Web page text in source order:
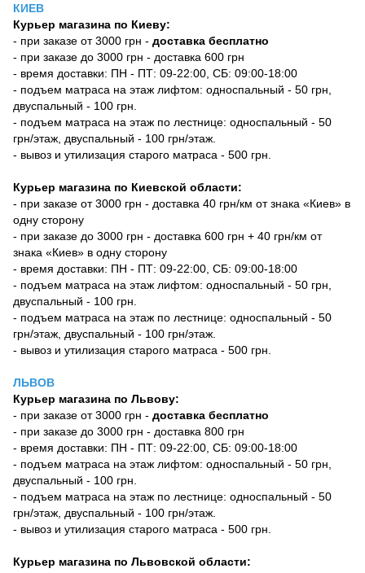
КИЕВ
Курьер магазина по Киеву:
- при заказе от 3000 грн - доставка бесплатно
- при заказе до 3000 грн - доставка 600 грн
- время доставки: ПН - ПТ: 09-22:00, СБ: 09:00-18:00
- подъем матраса на этаж лифтом: односпальный - 50 грн,
двуспальный - 100 грн.
- подъем матраса на этаж по лестнице: односпальный - 50
грн/этаж, двуспальный - 100 грн/этаж.
- вывоз и утилизация старого матраса - 500 грн.
Курьер магазина по Киевской области:
- при заказе от 3000 грн - доставка 40 грн/км от знака «Киев» в
одну сторону
- при заказе до 3000 грн - доставка 600 грн + 40 грн/км от
знака «Киев» в одну сторону
- время доставки: ПН - ПТ: 09-22:00, СБ: 09:00-18:00
- подъем матраса на этаж лифтом: односпальный - 50 грн,
двуспальный - 100 грн.
- подъем матраса на этаж по лестнице: односпальный - 50
грн/этаж, двуспальный - 100 грн/этаж.
- вывоз и утилизация старого матраса - 500 грн.
ЛЬВОВ
Курьер магазина по Львову:
- при заказе от 3000 грн - доставка бесплатно
- при заказе до 3000 грн - доставка 800 грн
- время доставки: ПН - ПТ: 09-22:00, СБ: 09:00-18:00
- подъем матраса на этаж лифтом: односпальный - 50 грн,
двуспальный - 100 грн.
- подъем матраса на этаж по лестнице: односпальный - 50
грн/этаж, двуспальный - 100 грн/этаж.
- вывоз и утилизация старого матраса - 500 грн.
Курьер магазина по Львовской области: